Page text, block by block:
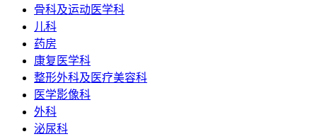
骨科及运动医学科
儿科
药房
康复医学科
整形外科及医疗美容科
医学影像科
外科
泌尿科